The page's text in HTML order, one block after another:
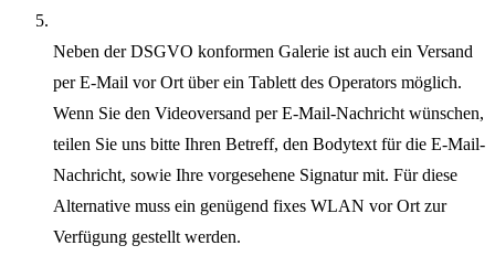
Neben der DSGVO konformen Galerie ist auch ein Versand
per E-Mail vor Ort über ein Tablett des Operators möglich.
Wenn Sie den Videoversand per E-Mail-Nachricht wünschen,
teilen Sie uns bitte Ihren Betreff, den Bodytext für die E-Mail-
Nachricht, sowie Ihre vorgesehene Signatur mit. Für diese
Alternative muss ein genügend fixes WLAN vor Ort zur
Verfügung gestellt werden.